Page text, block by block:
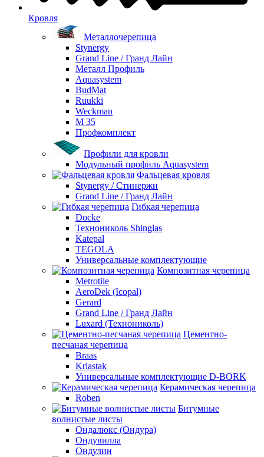
Кровля
Металлочерепица
Stynergy
Grand Line / Гранд Лайн
Металл Профиль
Aquasystem
BudMat
Ruukki
Weckman
М 35
Профкомплект
Профили для кровли
Модульный профиль Aquasystem
Фальцевая кровля
Stynergy / Стинержи
Grand Line / Гранд Лайн
Гибкая черепица
Docke
Технониколь Shinglas
Katepal
TEGOLA
Универсальные комплектующие
Композитная черепица
Metrotile
AeroDek (Icopal)
Gerard
Grand Line / Гранд Лайн
Luxard (Технониколь)
Цементно-
песчаная черепица
Braas
Kriastak
Универсальные комплектующие D-BORK
Керамическая черепица
Roben
Битумные
волнистые листы
Ондалюкс (Ондура)
Ондувилла
Ондулин